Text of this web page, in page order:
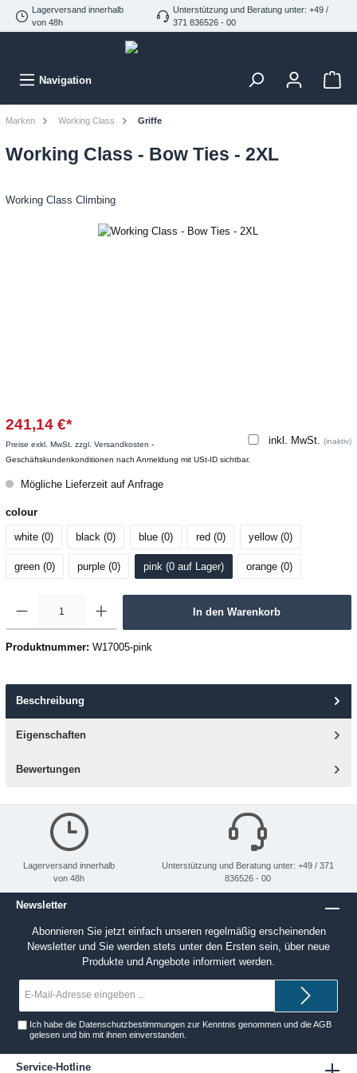
Lagerversand innerhalb
von 48h
Unterstützung und Beratung unter: +49 /
371 836526 - 00
Navigation
Marken Working Class Griffe
Working Class - Bow Ties - 2XL
Working Class Climbing
241,14 €*
inkl. MwSt. (inaktiv)
Preise exkl. MwSt. zzgl. Versandkosten -
Geschäftskundenkonditionen nach Anmeldung mit USt-ID sichtbar.
Mögliche Lieferzeit auf Anfrage
colour
white (0) black (0) blue (0) red (0) yellow (0)
green (0) purple (0) pink (0 auf Lager) orange (0)
In den Warenkorb
Produktnummer: W17005-pink
Beschreibung
Eigenschaften
Bewertungen
Lagerversand innerhalb
von 48h
Unterstützung und Beratung unter: +49 / 371
836526 - 00
Newsletter
Abonnieren Sie jetzt einfach unseren regelmäßig erscheinenden
Newsletter und Sie werden stets unter den Ersten sein, über neue
Produkte und Angebote informiert werden.
Ich habe die Datenschutzbestimmungen zur Kenntnis genommen und dieAGB
gelesen und bin mit ihnen einverstanden.
Service-Hotline